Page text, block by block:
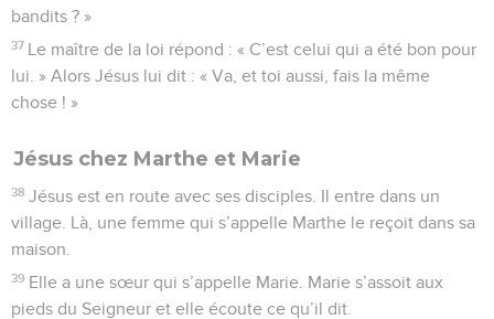
bandits ? »
37 Le maître de la loi répond : « C’est celui qui a été bon pour
lui. » Alors Jésus lui dit : « Va, et toi aussi, fais la même
chose ! »
Jésus chez Marthe et Marie
38 Jésus est en route avec ses disciples. Il entre dans un
village. Là, une femme qui s’appelle Marthe le reçoit dans sa
maison.
39 Elle a une sœur qui s’appelle Marie. Marie s’assoit aux
pieds du Seigneur et elle écoute ce qu’il dit.